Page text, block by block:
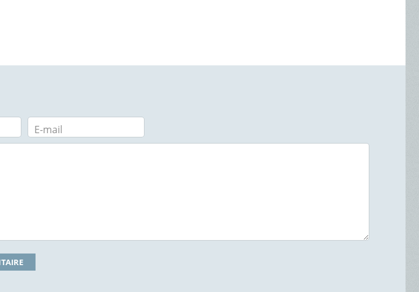
E-mail